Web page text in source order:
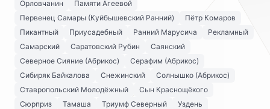
Орловчанин
Памяти Агеевой
Первенец Самары (Куйбышевский Ранний)
Пётр Комаров
Пикантный
Приусадебный Ранний Марусича
Рекламный
Самарский
Саратовский Рубин
Саянский
Северное Сияние (Абрикос)
Серафим (Абрикос)
Сибиряк Байкалова
Снежинский
Солнышко (Абрикос)
Ставропольский Молодёжный
Сын Краснощёкого
Сюрприз
Тамаша Триумф Северный
Уздень